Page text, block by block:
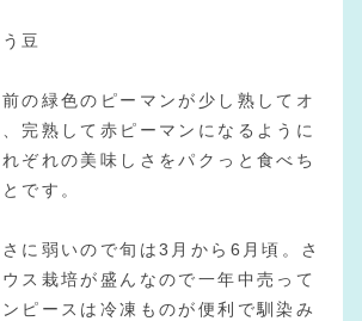
豆
の緑色のピーマンが少し熟してオ
完熟して赤ピーマンになるように
ぞれの美味しさをパクっと食べち
です。
に弱いので旬は3月から6月頃。さ
ス栽培が盛んなので一年中売って
ピースは冷凍ものが便利で馴染み